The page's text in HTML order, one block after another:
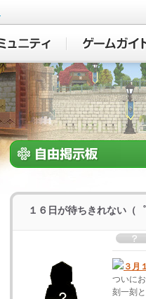
１６日が待ちきれない（゜
３月
ついに
刻一刻